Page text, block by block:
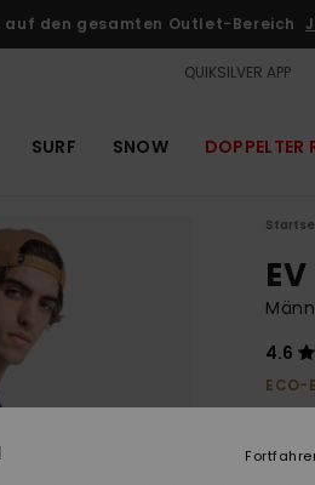
auf den gesamten Outlet-Bereich
QUIKSILVER APP
SURF SNOW DOPPELTER
4.6
ECO-